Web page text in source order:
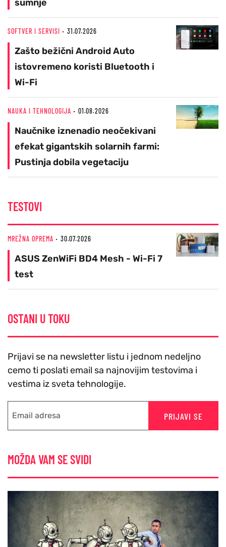
sumnje
SOFTVER I SERVISI 31.07.2026
Zašto bežični Android Auto
istovremeno koristi Bluetooth i
Wi-Fi
NAUKA I TEHNOLOGIJA 01.08.2026
Naučnike iznenadio neočekivani
efekat gigantskih solarnih farmi:
Pustinja dobila vegetaciju
TESTOVI
MREŽNA OPREMA 30.07.2026
ASUS ZenWiFi BD4 Mesh - Wi-Fi 7
test
OSTANI U TOKU
Prijavi se na newsletter listu i jednom nedeljno
cemo ti poslati email sa najnovijim testovima i
vestima iz sveta tehnologije.
PRIJAVI SE
MOŽDA VAM SE SVIDI